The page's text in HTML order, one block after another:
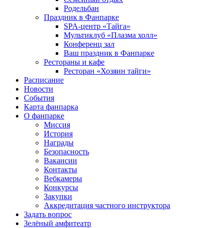
Родельбан
Праздник в Фанпарке
SPA-центр «Тайга»
Мультиклуб «Плазма холл»
Конференц зал
Ваш праздник в Фанпарке
Рестораны и кафе
Ресторан «Хозяин тайги»
Расписание
Новости
События
Карта фанпарка
О фанпарке
Миссия
История
Награды
Безопасность
Вакансии
Контакты
Вебкамеры
Конкурсы
Закупки
Аккредитация частного инструктора
Задать вопрос
Зелёный амфитеатр